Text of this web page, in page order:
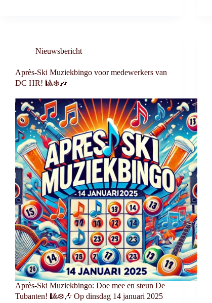
Nieuwsbericht
Après-Ski Muziekbingo voor medewerkers van
DC HR! 🎱❄️🎶
Après-Ski Muziekbingo: Doe mee en steun De
Tubanten! 🎱❄️🎶 Op dinsdag 14 januari 2025